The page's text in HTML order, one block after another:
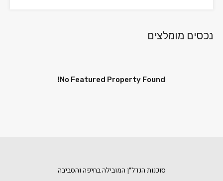
נכסים מומלצים
No Featured Property Found!
סוכנות הנדל״ן המובילה בחיפה והסביבה